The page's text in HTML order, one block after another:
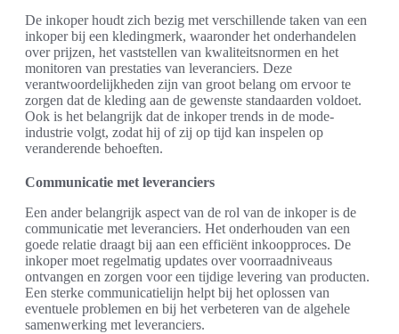
De inkoper houdt zich bezig met verschillende taken van een
inkoper bij een kledingmerk, waaronder het onderhandelen
over prijzen, het vaststellen van kwaliteitsnormen en het
monitoren van prestaties van leveranciers. Deze
verantwoordelijkheden zijn van groot belang om ervoor te
zorgen dat de kleding aan de gewenste standaarden voldoet.
Ook is het belangrijk dat de inkoper trends in de mode-
industrie volgt, zodat hij of zij op tijd kan inspelen op
veranderende behoeften.
Communicatie met leveranciers
Een ander belangrijk aspect van de rol van de inkoper is de
communicatie met leveranciers. Het onderhouden van een
goede relatie draagt bij aan een efficiënt inkoopproces. De
inkoper moet regelmatig updates over voorraadniveaus
ontvangen en zorgen voor een tijdige levering van producten.
Een sterke communicatielijn helpt bij het oplossen van
eventuele problemen en bij het verbeteren van de algehele
samenwerking met leveranciers.